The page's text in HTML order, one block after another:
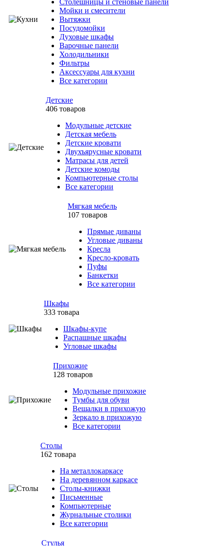
Столешницы и стеновые панели
Мойки и смесители
Вытяжки
Посудомойки
Духовые шкафы
Варочные панели
Холодильники
Фильтры
Аксессуары для кухни
Все категории
Детские
406 товаров
Модульные детские
Детская мебель
Детские кровати
Двухъярусные кровати
Матрасы для детей
Детские комоды
Компьютерные столы
Все категории
Мягкая мебель
107 товаров
Прямые диваны
Угловые диваны
Кресла
Кресло-кровать
Пуфы
Банкетки
Все категории
Шкафы
333 товара
Шкафы-купе
Распашные шкафы
Угловые шкафы
Прихожие
128 товаров
Модульные прихожие
Тумбы для обуви
Вешалки в прихожую
Зеркало в прихожую
Все категории
Столы
162 товара
На металлокаркасе
На деревянном каркасе
Столы-книжки
Письменные
Компьютерные
Журнальные столики
Все категории
Стулья